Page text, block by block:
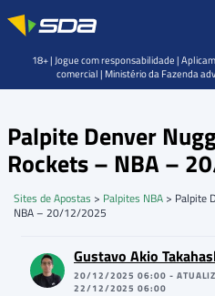
Palpite Denver
Rockets – NBA –
Sites de Apostas > Palpites NBA > Palpite
NBA – 20/12/2025
Gustavo Akio
20/12/2025 06:00 -
22/12/2025 06:00
18+ | Jogue com responsabilidade |
comercial | Ministério da Fazenda